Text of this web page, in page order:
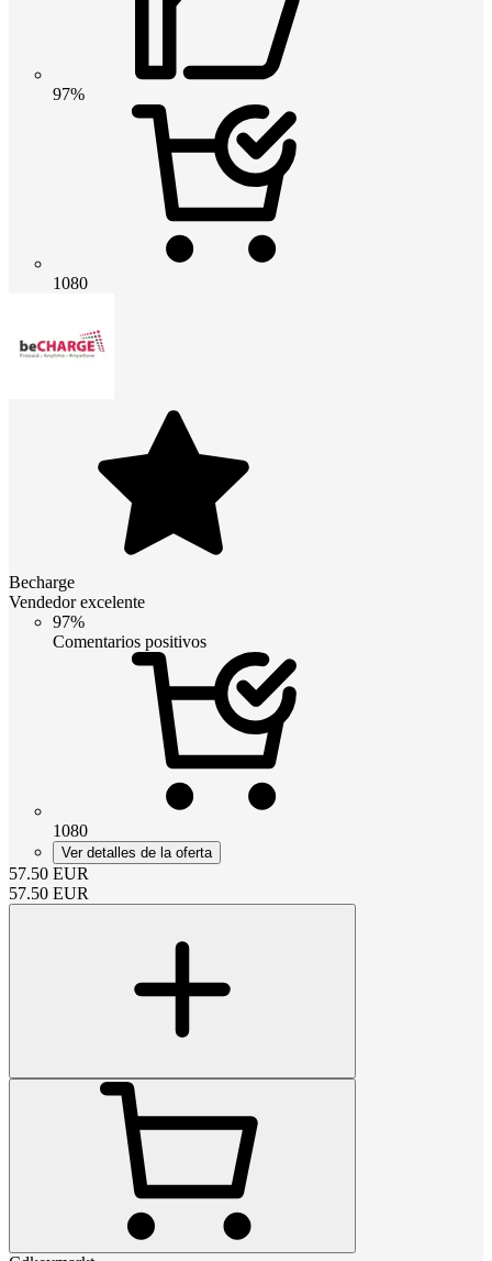
97%
1080
Becharge
Vendedor excelente
97%
Comentarios positivos
1080
Ver detalles de la oferta
57.50 EUR
57.50 EUR